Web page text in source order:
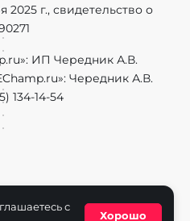
2025 г., свидетельство о
ИП Чередник А.В.
Чередник А.В.
134-14-54
с
Хорошо